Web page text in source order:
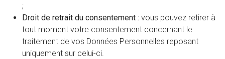
;
Droit de retrait du consentement : vous pouvez retirer à
tout moment votre consentement concernant le
traitement de vos Données Personnelles reposant
uniquement sur celui-ci.